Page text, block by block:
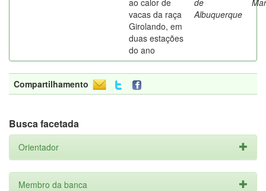
ao calor de
vacas da raça
Girolando, em
duas estações
do ano
de
Albuquerque
Compartilhamento
Busca facetada
Orientador
Membro da banca